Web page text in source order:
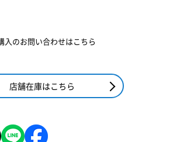
入のお問い合わせはこちら
店舗在庫はこちら